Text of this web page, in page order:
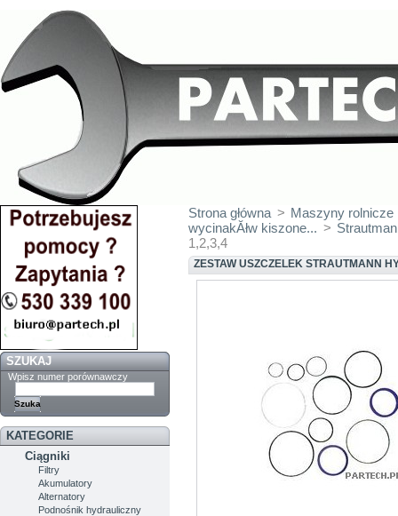
SZUKAJ
Wpisz numer porównawczy
KATEGORIE
Ciągniki
Filtry
Akumulatory
Alternatory
Podnośnik hydrauliczny
Strona główna > Maszyny rolnicze
wycinakĂłw kiszone... >
1,2,3,4
ZESTAW USZCZELEK STRAUTMANN